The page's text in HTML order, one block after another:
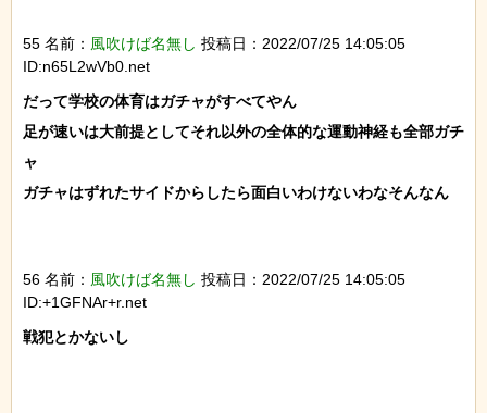
55 名前： 風吹けば名無し 投稿日：2022/07/25 14:05:05
ID:n65L2wVb0.net
だって学校の体育はガチャがすべてやん
足が速いは大前提としてそれ以外の全体的な運動神経も全部ガチ
ャ
ガチャはずれたサイドからしたら面白いわけないわなそんなん
56 名前： 風吹けば名無し 投稿日：2022/07/25 14:05:05
ID:+1GFNAr+r.net
戦犯とかないし